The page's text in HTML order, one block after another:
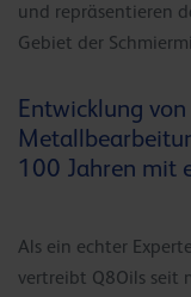
und repräsentieren
Gebiet der
Entwicklung
100 Jahren mit
Als ein echter
vertreibt Q8Oils seit